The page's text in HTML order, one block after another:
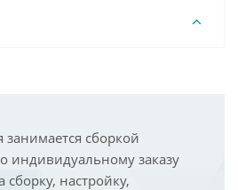
сборкой
индивидуальному заказу
сборку, настройку,